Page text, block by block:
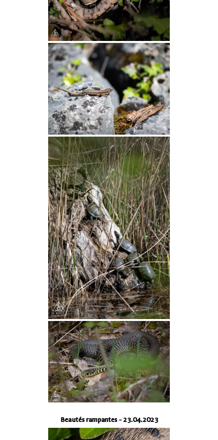
Beautés rampantes - 23.04.2023